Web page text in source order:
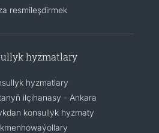
resmileşdirmek
hyzmatlary
hyzmatlary
ilçihanasy - Ankara
konsullyk hyzmaty